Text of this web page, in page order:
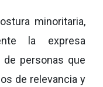
minoritaria,
la expresa
personas que
de relevancia y